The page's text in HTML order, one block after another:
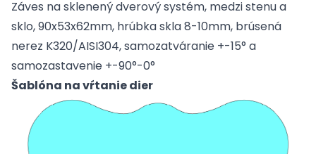
Záves na sklenený dverový systém, medzi stenu a
sklo, 90x53x62mm, hrúbka skla 8-10mm, brúsená
nerez K320/AISI304, samozatváranie +-15° a
samozastavenie +-90°-0°
Šablóna na vŕtanie dier